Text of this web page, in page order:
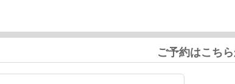
ご予約はこち